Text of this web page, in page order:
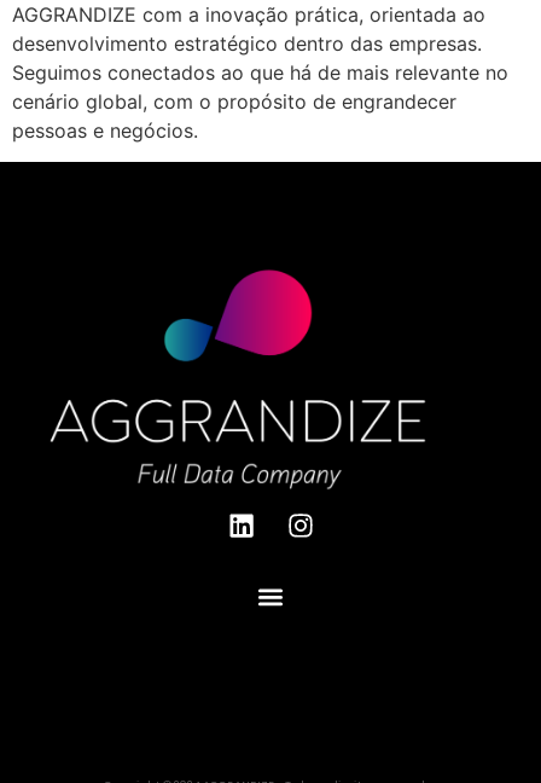
AGGRANDIZE com a inovação prática, orientada ao
desenvolvimento estratégico dentro das empresas.
Seguimos conectados ao que há de mais relevante no
cenário global, com o propósito de engrandecer
pessoas e negócios.